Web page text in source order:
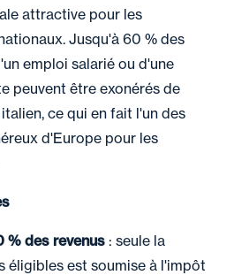
attractive pour les
Jusqu'à 60 % des
emploi salarié ou d'une
peuvent être exonérés de
ce qui en fait l'un des
d'Europe pour les
% des revenus : seule la
éligibles est soumise à l'impôt